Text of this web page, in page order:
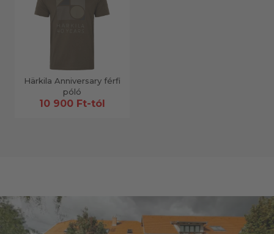
Härkila Anniversary férfi
póló
10 900 Ft-tól